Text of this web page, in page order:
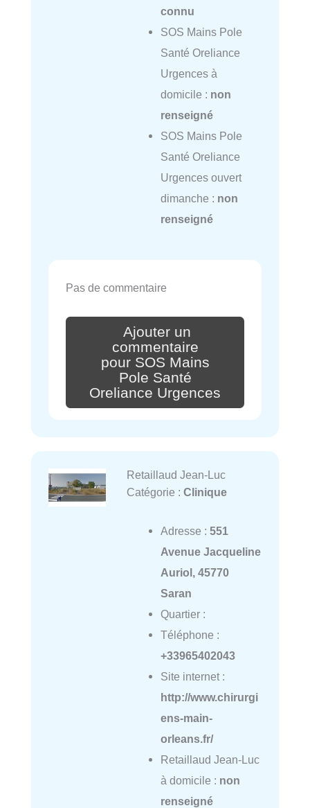
connu
SOS Mains Pole
Santé Oreliance
Urgences à
domicile : non
renseigné
SOS Mains Pole
Santé Oreliance
Urgences ouvert
dimanche : non
renseigné
Pas de commentaire
Ajouter un
commentaire
pour SOS Mains
Pole Santé
Oreliance Urgences
Retaillaud Jean-Luc
Catégorie : Clinique
Adresse : 551
Avenue Jacqueline
Auriol, 45770
Saran
Quartier :
Téléphone :
+33965402043
Site internet :
http://www.chirurgi
ens-main-
orleans.fr/
Retaillaud Jean-Luc
à domicile : non
renseigné